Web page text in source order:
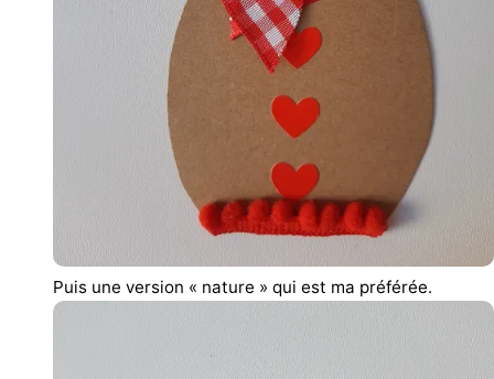
Puis une version « nature » qui est ma préférée.